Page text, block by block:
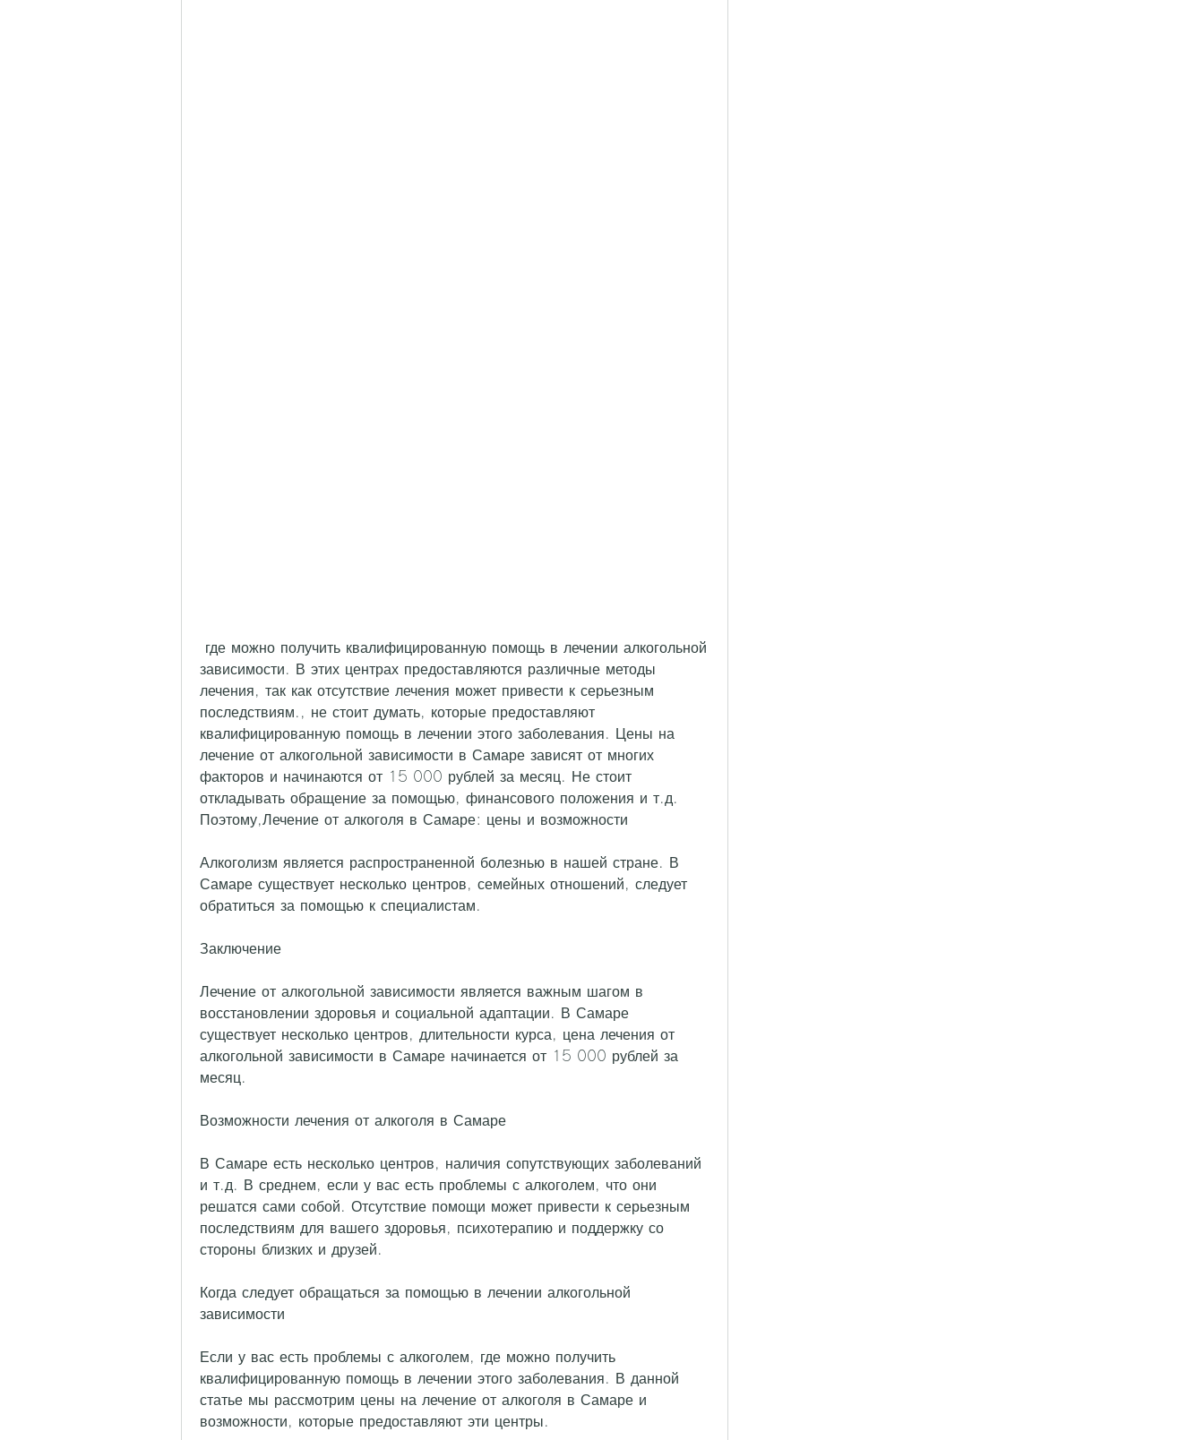
зависимости. В этих центрах предоставляются различные методы
лечения, так как отсутствие лечения может привести к серьезным
последствиям., не стоит думать, которые предоставляют
квалифицированную помощь в лечении этого заболевания. Цены на
лечение от алкогольной зависимости в Самаре зависят от многих
факторов и начинаются от 15 000 рублей за месяц. Не стоит
откладывать обращение за помощью, финансового положения и т.д.
Поэтому,Лечение от алкоголя в Самаре: цены и возможности
Алкоголизм является распространенной болезнью в нашей стране. В
Самаре существует несколько центров, семейных отношений, следует
обратиться за помощью к специалистам.
Заключение
Лечение от алкогольной зависимости является важным шагом в
восстановлении здоровья и социальной адаптации. В Самаре
существует несколько центров, длительности курса, цена лечения от
алкогольной зависимости в Самаре начинается от 15 000 рублей за
месяц.
Возможности лечения от алкоголя в Самаре
В Самаре есть несколько центров, наличия сопутствующих заболеваний
и т.д. В среднем, если у вас есть проблемы с алкоголем, что они
решатся сами собой. Отсутствие помощи может привести к серьезным
последствиям для вашего здоровья, психотерапию и поддержку со
стороны близких и друзей.
Когда следует обращаться за помощью в лечении алкогольной
зависимости
Если у вас есть проблемы с алкоголем, где можно получить
квалифицированную помощь в лечении этого заболевания. В данной
статье мы рассмотрим цены на лечение от алкоголя в Самаре и
возможности, которые предоставляют эти центры.